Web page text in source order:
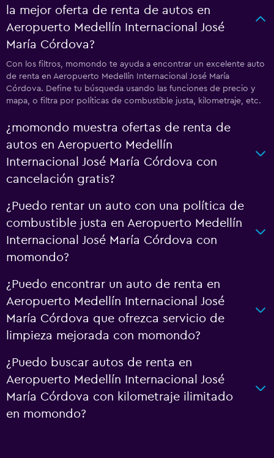
la mejor oferta de renta de autos en
Aeropuerto Medellín Internacional José
María Córdova?
Con los filtros, momondo te ayuda a encontrar un excelente auto
de renta en Aeropuerto Medellín Internacional José María
Córdova. Define tu búsqueda usando las funciones de precio y
mapa, o filtra por políticas de combustible justa, kilometraje, etc.
¿momondo muestra ofertas de renta de
autos en Aeropuerto Medellín
Internacional José María Córdova con
cancelación gratis?
¿Puedo rentar un auto con una política de
combustible justa en Aeropuerto Medellín
Internacional José María Córdova con
momondo?
¿Puedo encontrar un auto de renta en
Aeropuerto Medellín Internacional José
María Córdova que ofrezca servicio de
limpieza mejorada con momondo?
¿Puedo buscar autos de renta en
Aeropuerto Medellín Internacional José
María Córdova con kilometraje ilimitado
en momondo?